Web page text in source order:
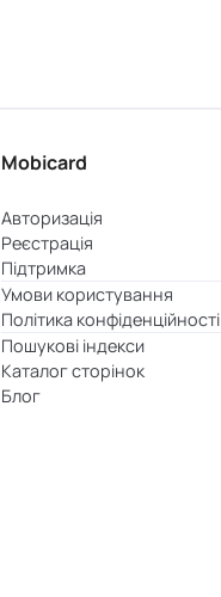
Mobicard
Авторизація
Реєстрація
Підтримка
Умови користування
Політика конфіденційності
Пошукові індекси
Каталог сторінок
Блог